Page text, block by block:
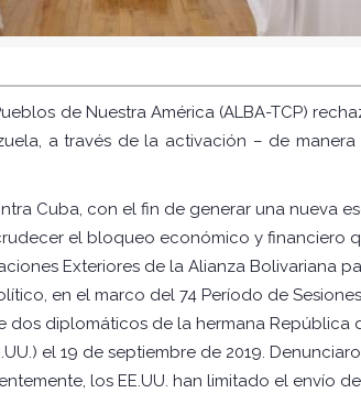
de Nuestra América (ALBA-TCP)
a través de la activación – de
Cuba, con el fin de generar una nueva
el bloqueo económico y financiero
Exteriores de la Alianza Bolivariana
en el marco del 74 Período de
dos diplomáticos de la hermana
el 19 de septiembre de 2019.
los EE.UU. han limitado el envío